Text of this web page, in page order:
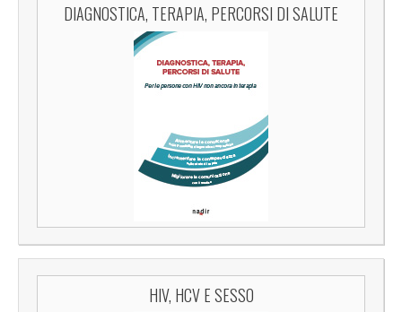
DIAGNOSTICA, TERAPIA, PERCORSI DI SALUTE
HIV, HCV E SESSO